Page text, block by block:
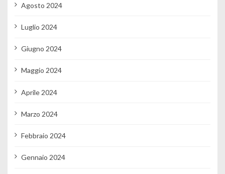
Agosto 2024
Luglio 2024
Giugno 2024
Maggio 2024
Aprile 2024
Marzo 2024
Febbraio 2024
Gennaio 2024